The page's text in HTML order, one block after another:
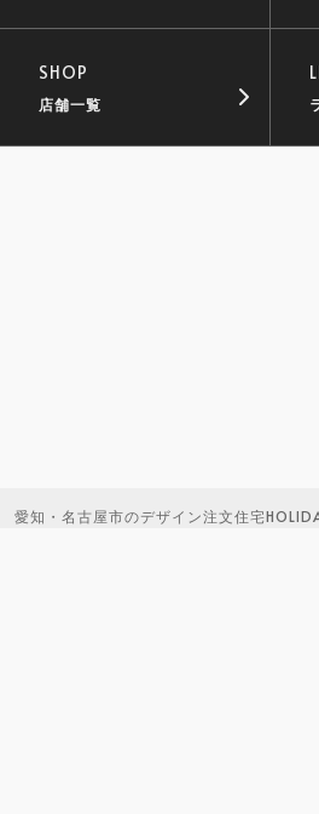
SHOP
店舗一覧
愛知・名古屋市のデザイン注文住宅